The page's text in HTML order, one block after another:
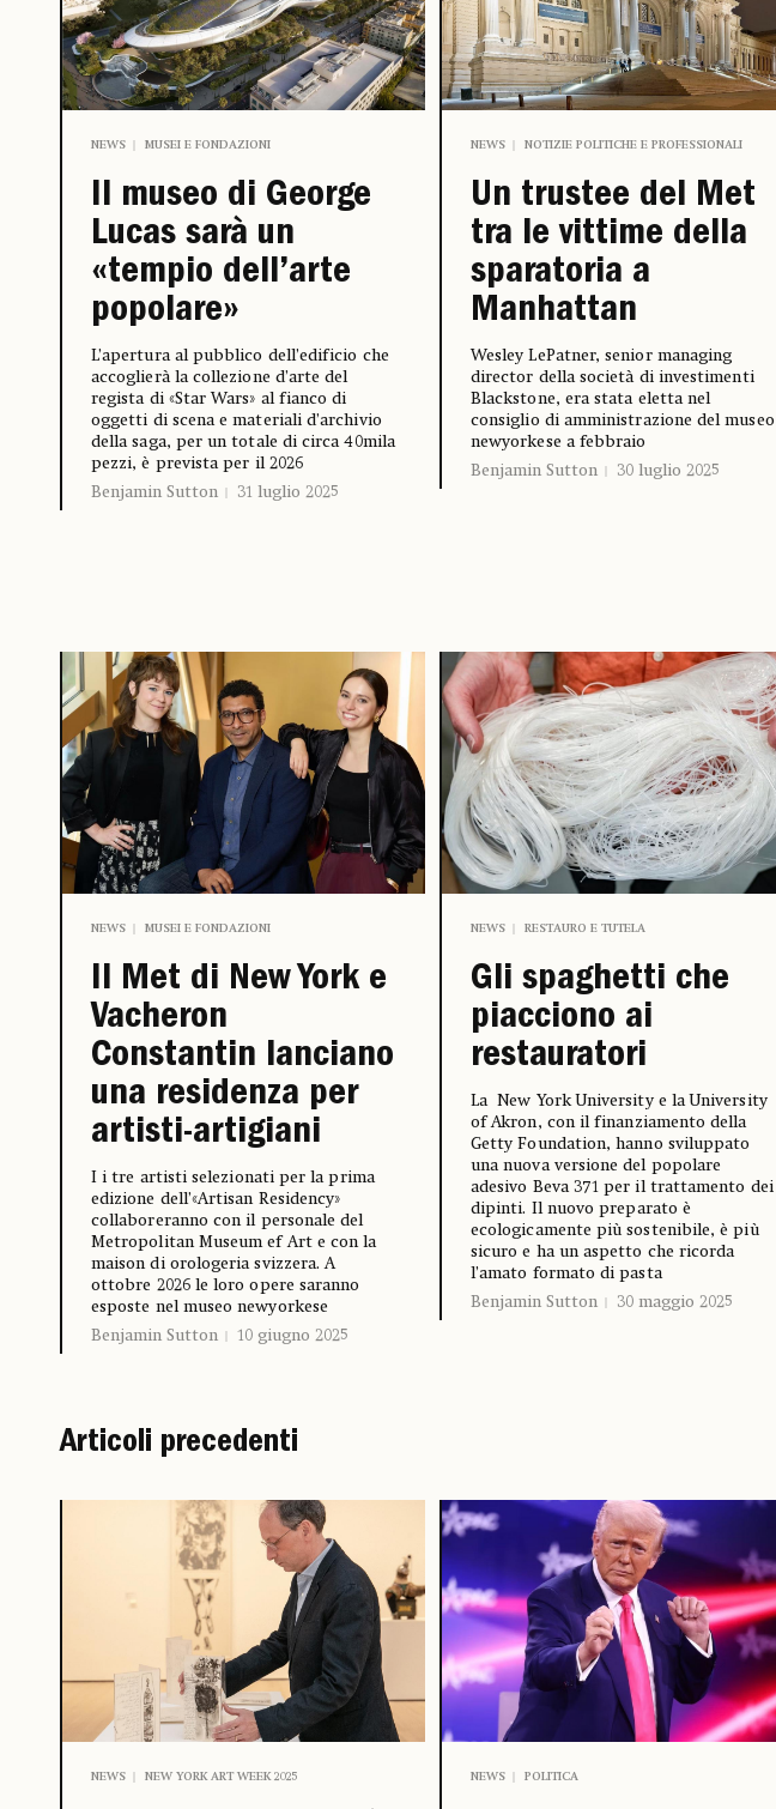
NEWS MUSEI E FONDAZIONI
Il museo di George
Lucas sarà un
«tempio dell’arte
popolare»
L’apertura al pubblico dell’edificio che
accoglierà la collezione d’arte del
regista di «Star Wars» al fianco di
oggetti di scena e materiali d’archivio
della saga, per un totale di circa 40mila
pezzi, è prevista per il 2026
Benjamin Sutton
31 luglio 2025
NEWS NOTIZIE POLITICHE E PROFESSIONALI
Un trustee del Met
tra le vittime della
sparatoria a
Manhattan
Wesley LePatner, senior managing
director della società di investimenti
Blackstone, era stata eletta nel
consiglio di amministrazione del museo
newyorkese a febbraio
Benjamin Sutton
30 luglio 2025
NEWS MUSEI E FONDAZIONI
Il Met di New York e
Vacheron
Constantin lanciano
una residenza per
artisti-artigiani
I i tre artisti selezionati per la prima
edizione dell’«Artisan Residency»
collaboreranno con il personale del
Metropolitan Museum ef Art e con la
maison di orologeria svizzera. A
ottobre 2026 le loro opere saranno
esposte nel museo newyorkese
Benjamin Sutton
10 giugno 2025
NEWS RESTAURO E TUTELA
Gli spaghetti che
piacciono ai
restauratori
La New York University e la University
of Akron, con il finanziamento della
Getty Foundation, hanno sviluppato
una nuova versione del popolare
adesivo Beva 371 per il trattamento dei
dipinti. Il nuovo preparato è
ecologicamente più sostenibile, è più
sicuro e ha un aspetto che ricorda
l’amato formato di pasta
Benjamin Sutton
30 maggio 2025
Articoli precedenti
NEWS NEW YORK ART WEEK 2025 NEWS POLITICA